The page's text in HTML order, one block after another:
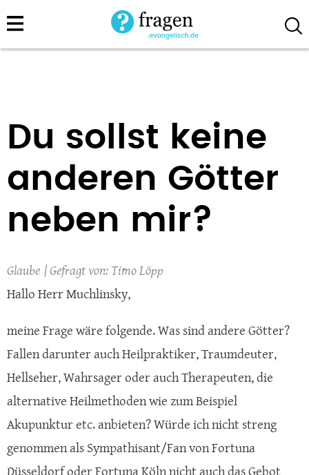
Direkt
zum
Du sollst keine
anderen Götter
neben mir?
Glaube
Timo Löpp
Hallo Herr Muchlinsky,
meine Frage wäre folgende. Was sind andere Götter?
Fallen darunter auch Heilpraktiker, Traumdeuter,
Hellseher, Wahrsager oder auch Therapeuten, die
alternative Heilmethoden wie zum Beispiel
Akupunktur etc. anbieten? Würde ich nicht streng
genommen als Sympathisant/Fan von Fortuna
Düsseldorf oder Fortuna Köln nicht auch das Gebot